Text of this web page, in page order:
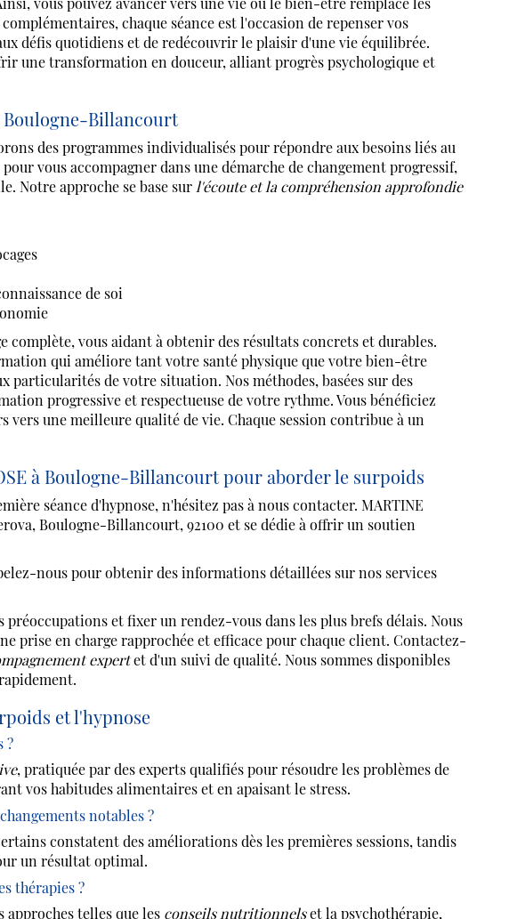
chaque séance est l'occasion de repenser vos
défis quotidiens et de redécouvrir le plaisir d'une vie équilibrée.
une transformation en douceur, alliant progrès psychologique et
Boulogne-Billancourt
des programmes individualisés pour répondre aux besoins liés au
vous accompagner dans une démarche de changement progressif,
Notre approche se base sur l'écoute et la compréhension approfondie
de soi
complète, vous aidant à obtenir des résultats concrets et durables.
qui améliore tant votre santé physique que votre bien-être
particularités de votre situation. Nos méthodes, basées sur des
progressive et respectueuse de votre rythme. Vous bénéficiez
une meilleure qualité de vie. Chaque session contribue à un
à Boulogne-Billancourt pour aborder le surpoids
séance d'hypnose, n'hésitez pas à nous contacter. MARTINE
Boulogne-Billancourt, 92100 et se dédie à offrir un soutien
nous pour obtenir des informations détaillées sur nos services
et fixer un rendez-vous dans les plus brefs délais. Nous
prise en charge rapprochée et efficace pour chaque client. Contactez-
expertet d'un suivi de qualité. Nous sommes disponibles
et l'hypnose
?
, pratiquée par des experts qualifiés pour résoudre les problèmes de
vos habitudes alimentaires et en apaisant le stress.
notables ?
constatent des améliorations dès les premières sessions, tandis
un résultat optimal.
thérapies ?
telles que les conseils nutritionnelset la psychothérapie,